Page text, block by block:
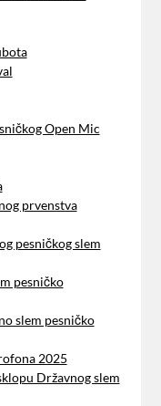
Open Mic
prvenstva
pesničkog slem
pesničko
slem pesničko
2025
Državnog slem